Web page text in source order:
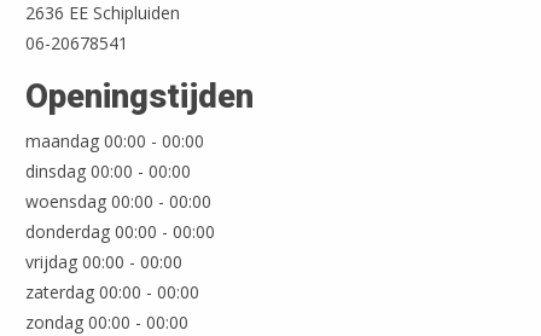
2636 EE Schipluiden
06-20678541
Openingstijden
maandag 00:00 - 00:00
dinsdag 00:00 - 00:00
woensdag 00:00 - 00:00
donderdag 00:00 - 00:00
vrijdag 00:00 - 00:00
zaterdag 00:00 - 00:00
zondag 00:00 - 00:00